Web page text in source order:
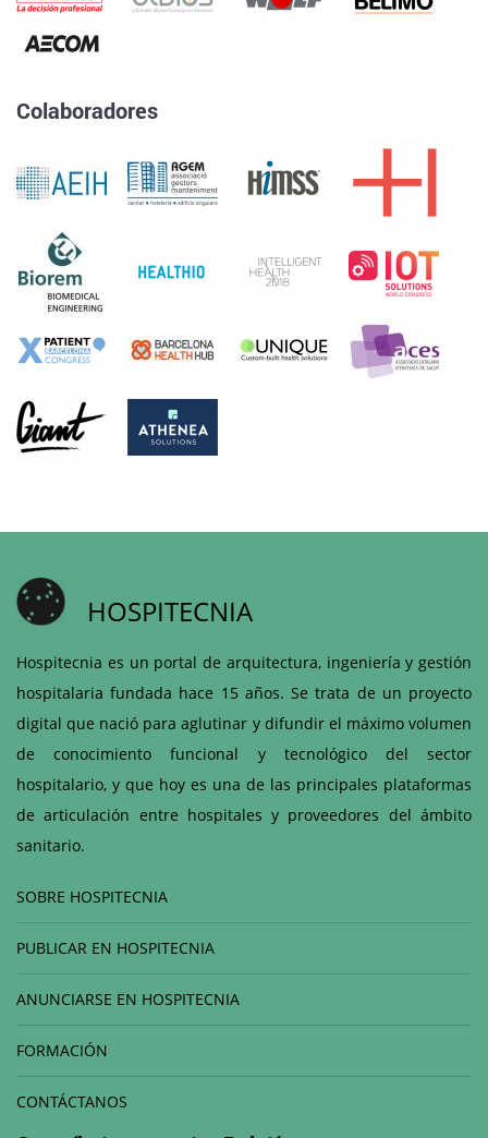
Colaboradores
HOSPITECNIA
Hospitecnia es un portal de arquitectura, ingeniería y gestión
hospitalaria fundada hace 15 años. Se trata de un proyecto
digital que nació para aglutinar y difundir el máximo volumen
de conocimiento funcional y tecnológico del sector
hospitalario, y que hoy es una de las principales plataformas
de articulación entre hospitales y proveedores del ámbito
sanitario.
SOBRE HOSPITECNIA
PUBLICAR EN HOSPITECNIA
ANUNCIARSE EN HOSPITECNIA
FORMACIÓN
CONTÁCTANOS